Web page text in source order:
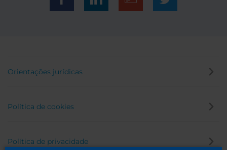
Orientações jurídicas
Política de cookies
Política de privacidade